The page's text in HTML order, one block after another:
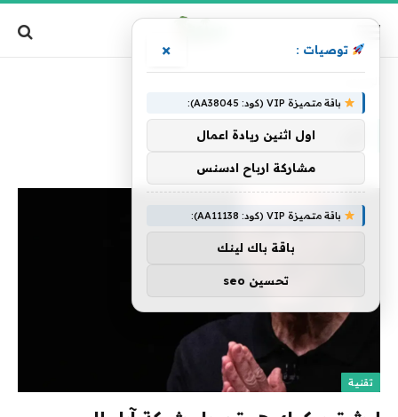
تقنية
توصيات : ×
باقة متميزة VIP (كود: AA38045):
اول اثنين ريادة اعمال
مشاركة ارباح ادسنس
باقة متميزة VIP (كود: AA11138):
باقة باك لينك
تحسين seo